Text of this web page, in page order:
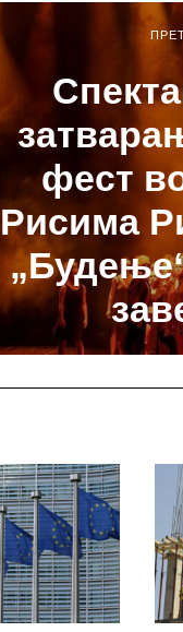
фест
Рисима